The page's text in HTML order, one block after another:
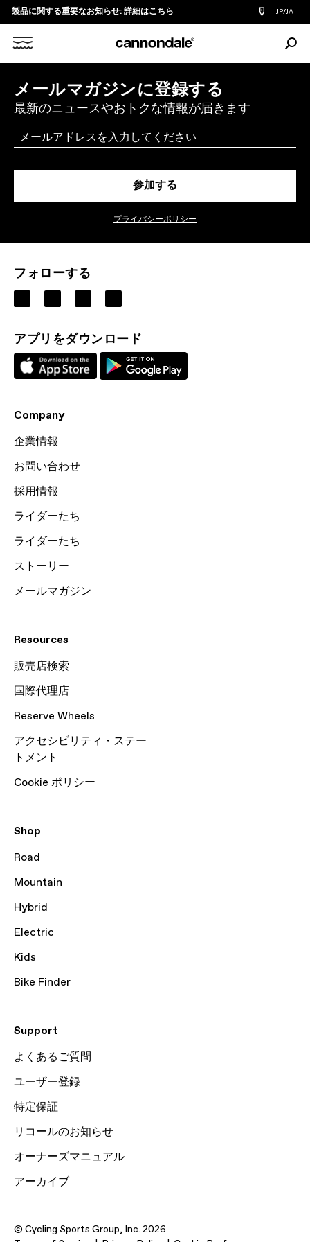
製品に関する重要なお知らせ:詳細はこちら
販
売
JP/JA
検
メールマガジンに登録する
最新のニュースやおトクな情報が届きます
Email
参加する
プライバシーポリシー
フォローする
アプリをダウンロード
Company
企業情報
お問い合わせ
採用情報
ライダーたち
ライダーたち
ストーリー
メールマガジン
Resources
販売店検索
国際代理店
Reserve Wheels
アクセシビリティ・ステー
トメント
Cookie ポリシー
Shop
Road
Mountain
Hybrid
Electric
Kids
Bike Finder
Support
よくあるご質問
ユーザー登録
特定保証
リコールのお知らせ
オーナーズマニュアル
アーカイブ
© Cycling Sports Group, Inc. 2026